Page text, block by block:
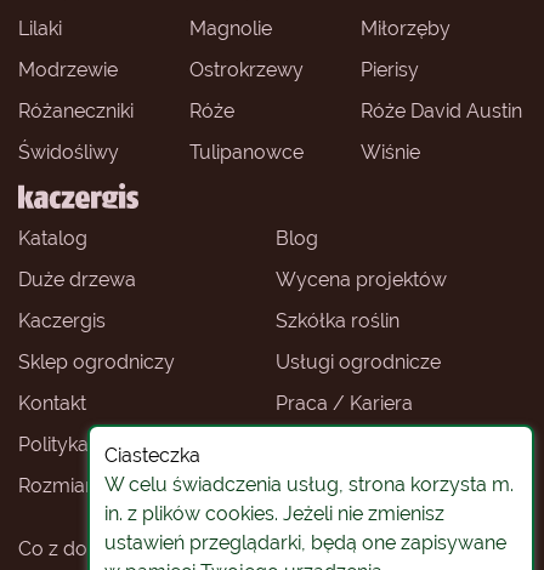
Ciasteczka
W celu świadczenia usług, strona korzysta m.
in. z plików cookies. Jeżeli nie zmienisz
ustawień przeglądarki, będą one zapisywane
Katalog
Blog
Duże drzewa
Wycena projektów
Kaczergis
Szkółka roślin
Sklep ogrodniczy
Usługi ogrodnicze
Kontakt
Praca / Kariera
Polityka prywatności
Rozmiary roślin
Sklep ogrodniczy -
Wrocław
Co z doniczkami
Rośliny na pniu
Lilaki
Magnolie
Miłorzęby
Modrzewie
Ostrokrzewy
Pierisy
Różaneczniki
Róże
Róże David Austin
Świdośliwy
Tulipanowce Wiśnie